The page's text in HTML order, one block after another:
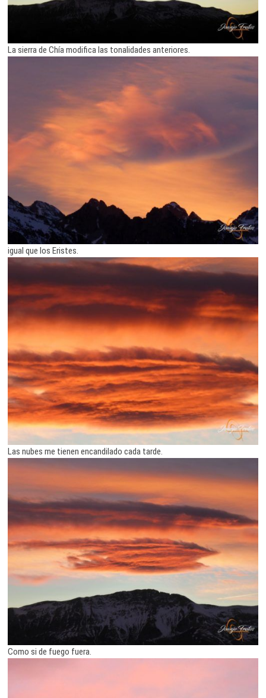
La sierra de Chía modifica las tonalidades anteriores.
igual que los Eristes.
Las nubes me tienen encandilado cada tarde.
Como si de fuego fuera.